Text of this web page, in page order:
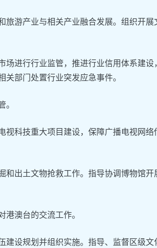
旅游产业与相关产业融合发展。组织开展
场进行行业监管，推进行业信用体系建设
部门处置行业突发应急事件。
。
视科技重大项目建设，保障广播电视网络
和出土文物抢救工作。指导协调博物馆开
港澳台的交流工作。
建设规划并组织实施。指导、监督区级文